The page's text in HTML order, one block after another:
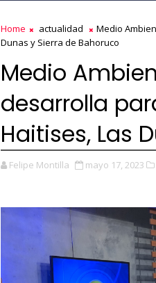
Home actualidad
Medio
Dunas y Sierra de Bahoruco
Medio
desarrolla
Haitises, Las
Felipe Montilla mayo 17, 2023